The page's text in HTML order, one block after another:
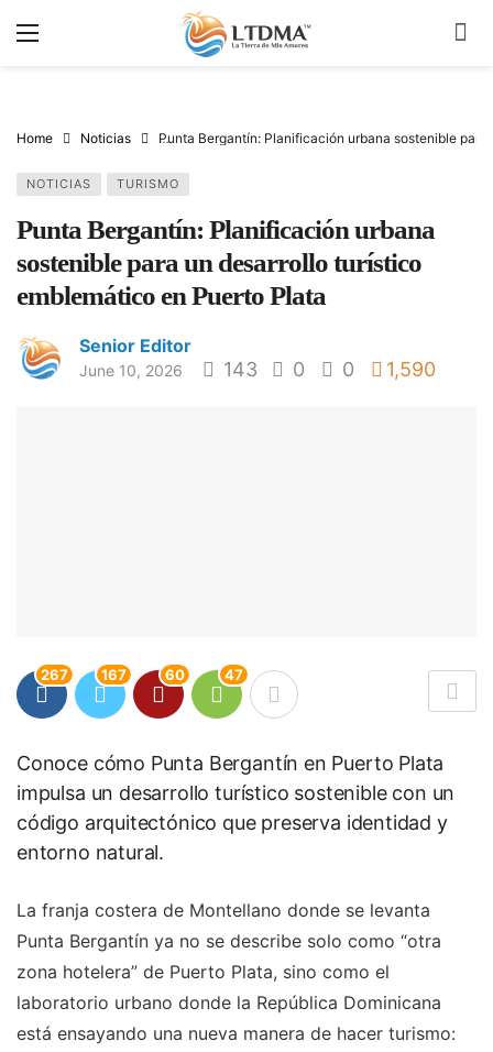
Home Noticias Punta Bergantín: Planificación urbana sostenible
NOTICIAS TURISMO
Punta Bergantín: Planificación urbana
sostenible para un desarrollo turístico
emblemático en Puerto Plata
Senior Editor
June 10, 2026 143 0 0 1,590
267 167 60 47
Conoce cómo Punta Bergantín en Puerto Plata
impulsa un desarrollo turístico sostenible con un
código arquitectónico que preserva identidad y
entorno natural.
La franja costera de Montellano donde se levanta
Punta Bergantín ya no se describe solo como “otra
zona hotelera” de Puerto Plata, sino como el
laboratorio urbano donde la República Dominicana
está ensayando una nueva manera de hacer turismo: